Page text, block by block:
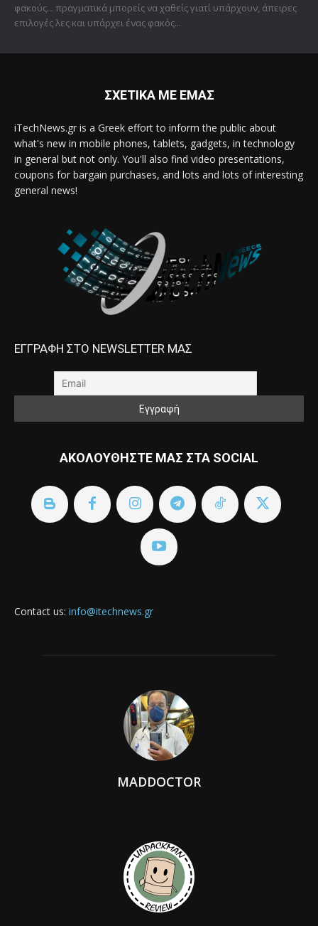
φακούς... πραγματικά μπορείς να χαθείς γιατί υπάρχουν, άπειρες
επιλογές λες και υπάρχει ένας φακός...
ΣΧΕΤΙΚΑ ΜΕ ΕΜΑΣ
iTechNews.gr is a Greek effort to inform the public about
what's new in mobile phones, tablets, gadgets, in technology
in general but not only. You'll also find video presentations,
coupons for bargain purchases, and lots and lots of interesting
general news!
ΕΓΓΡΑΦΗ ΣΤΟ NEWSLETTER ΜΑΣ
ΑΚΟΛΟΥΘΗΣΤΕ ΜΑΣ ΣΤΑ SOCIAL
Contact us: info@itechnews.gr
MADDOCTOR